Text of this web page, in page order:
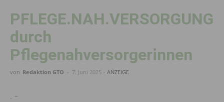
PFLEGE.NAH.VERSORGUNG
durch
Pflegenahversorgerinnen
von Redaktion GTO - 7. Juni 2025 - ANZEIGE
. -